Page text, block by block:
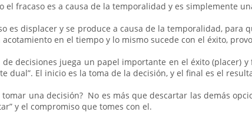
el fracaso es a causa de la temporalidad y es simplemente
es displacer y se produce a causa de la temporalidad, para
en el tiempo y lo mismo sucede con el éxito,
de decisiones juega un papel importante en el éxito (placer)
dual”. El inicio es la toma de la decisión, y el final es el
tomar una decisión? No es más que descartar las demás
y el compromiso que tomes con el.